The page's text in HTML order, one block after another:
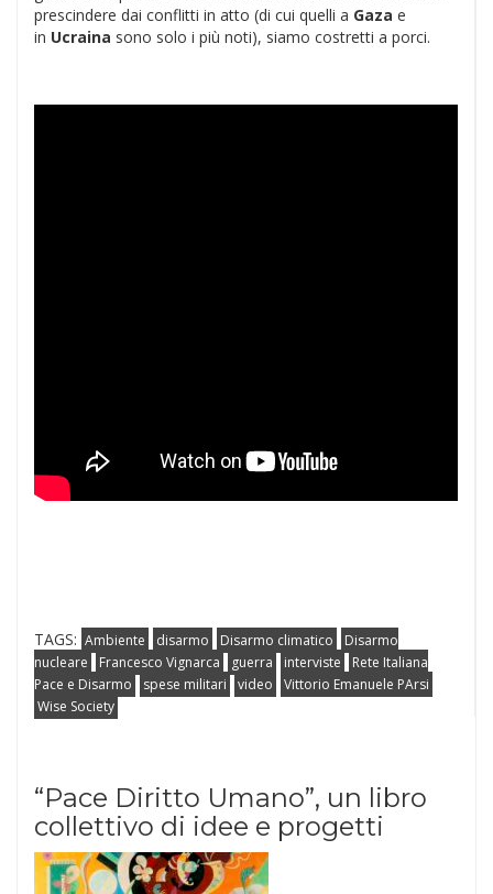
prescindere dai conflitti in atto (di cui quelli a Gaza e
in Ucraina sono solo i più noti), siamo costretti a porci.
TAGS: Ambiente disarmo Disarmo climatico
Disarmo
nucleare
Francesco Vignarca guerra interviste
Rete Italiana
Pace e Disarmo
spese militari video
Vittorio Emanuele PArsi
Wise Society
“Pace Diritto Umano”, un libro
collettivo di idee e progetti